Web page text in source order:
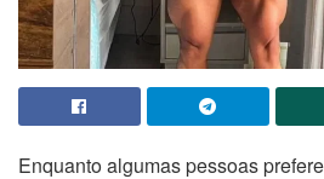
Enquanto algumas pessoas